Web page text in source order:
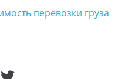
перевозки груза